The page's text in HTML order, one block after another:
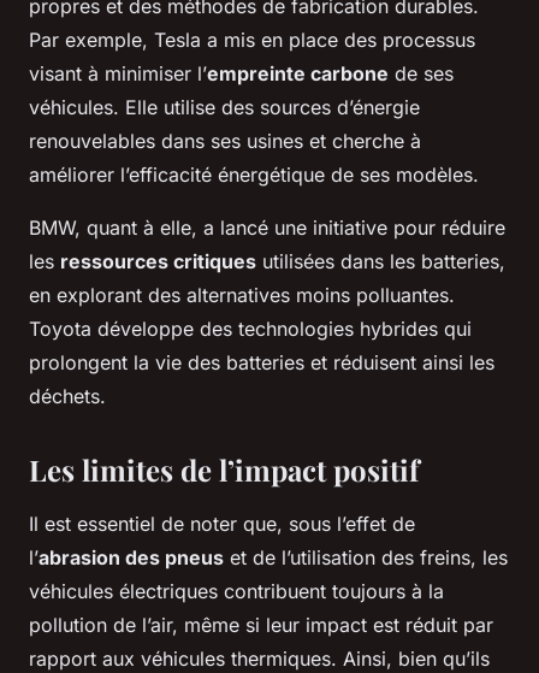
propres et des méthodes de fabrication durables.
Par exemple, Tesla a mis en place des processus
visant à minimiser l’empreinte carbone de ses
véhicules. Elle utilise des sources d’énergie
renouvelables dans ses usines et cherche à
améliorer l’efficacité énergétique de ses modèles.
BMW, quant à elle, a lancé une initiative pour réduire
les ressources critiques utilisées dans les batteries,
en explorant des alternatives moins polluantes.
Toyota développe des technologies hybrides qui
prolongent la vie des batteries et réduisent ainsi les
déchets.
Les limites de l’impact positif
Il est essentiel de noter que, sous l’effet de
l’abrasion des pneus et de l’utilisation des freins, les
véhicules électriques contribuent toujours à la
pollution de l’air, même si leur impact est réduit par
rapport aux véhicules thermiques. Ainsi, bien qu’ils